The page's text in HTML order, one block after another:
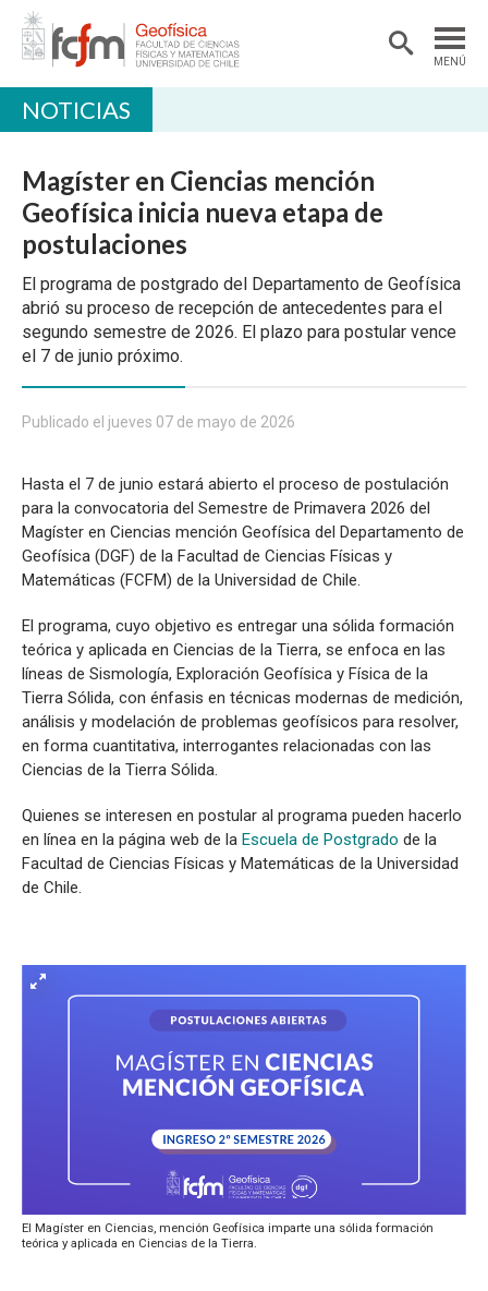
MENÚ
INVESTIGACIÓN
EXTENSIÓN
BIBLIOTECA
Ciencias Atmosféricas
Sismología
NOTICIAS
Magíster en Ciencias mención
Geofísica inicia nueva etapa de
postulaciones
El programa de postgrado del Departamento de Geofísica
abrió su proceso de recepción de antecedentes para el
segundo semestre de 2026. El plazo para postular vence
el 7 de junio próximo.
Publicado el jueves 07 de mayo de 2026
El Magíster en Ciencias, mención Geofísica imparte una sólida formación
teórica y aplicada en Ciencias de la Tierra.
Hasta el 7 de junio estará abierto el proceso de postulación
para la convocatoria del Semestre de Primavera 2026 del
Magíster en Ciencias mención Geofísica del Departamento de
Geofísica (DGF) de la Facultad de Ciencias Físicas y
Matemáticas (FCFM) de la Universidad de Chile.
El programa, cuyo objetivo es entregar una sólida formación
teórica y aplicada en Ciencias de la Tierra, se enfoca en las
líneas de Sismología, Exploración Geofísica y Física de la
Tierra Sólida, con énfasis en técnicas modernas de medición,
análisis y modelación de problemas geofísicos para resolver,
en forma cuantitativa, interrogantes relacionadas con las
Ciencias de la Tierra Sólida.
Quienes se interesen en postular al programa pueden hacerlo
en línea en la página web de la Escuela de Postgrado de la
Facultad de Ciencias Físicas y Matemáticas de la Universidad
de Chile.